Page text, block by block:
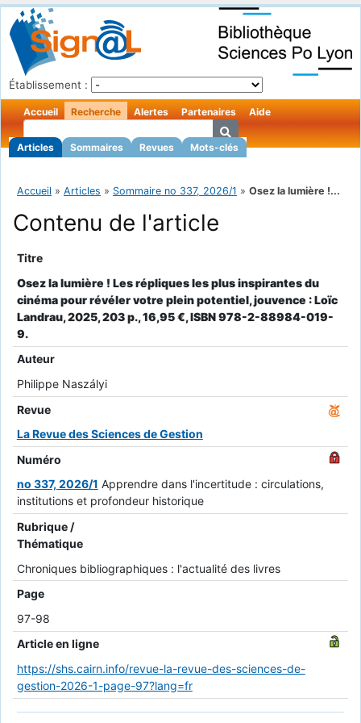
Établissement :
Accueil Recherche
Articles Sommaires Revues Mots-clés
Alertes Partenaires Aide
Accueil » Articles » Sommaire no 337, 2026/1 » Osez la lumière !...
Contenu de l'article
Titre
Osez la lumière ! Les répliques les plus inspirantes du
cinéma pour révéler votre plein potentiel, jouvence : Loïc
Landrau, 2025, 203 p., 16,95 €, ISBN 978-2-88984-019-
9.
Auteur
Philippe Naszályi
Revue
La Revue des Sciences de Gestion
Numéro
no 337, 2026/1 Apprendre dans l'incertitude : circulations,
institutions et profondeur historique
Rubrique /
Thématique
Chroniques bibliographiques : l'actualité des livres
Page
97-98
Article en ligne
https://shs.cairn.info/revue-la-revue-des-sciences-de-
gestion-2026-1-page-97?lang=fr